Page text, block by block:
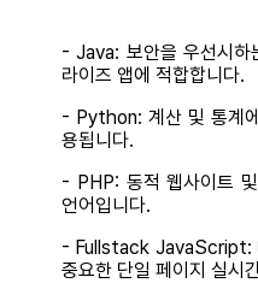
- Java: 보안을 우선시하
라이즈 앱에 적합합니다.
- Python: 계산 및 통계
용됩니다.
- PHP: 동적 웹사이트
언어입니다.
- Fullstack JavaScript:
중요한 단일 페이지 실시